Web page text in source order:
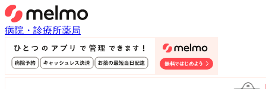
病院・診療所薬局